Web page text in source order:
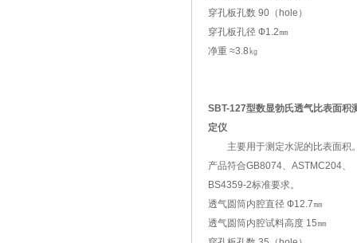
穿孔板孔数 90（hole）
穿孔板孔径 Ф1.2㎜
净重 ≈3.8㎏
SBT-127型数显勃氏透气比表面积
定仪
主要用于测定水泥的比表面积
产品符合GB8074、ASTMC204、
BS4359-2标准要求。
透气圆筒内腔直径 Ф12.7㎜
透气圆筒内腔试料高度 15㎜